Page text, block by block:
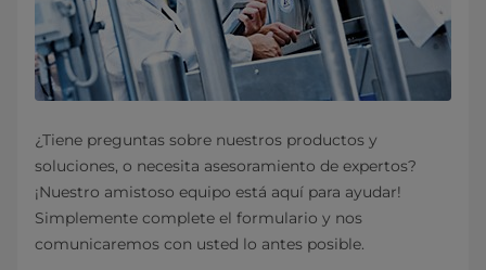
¿Tiene preguntas sobre nuestros productos y
soluciones, o necesita asesoramiento de expertos?
¡Nuestro amistoso equipo está aquí para ayudar!
Simplemente complete el formulario y nos
comunicaremos con usted lo antes posible.